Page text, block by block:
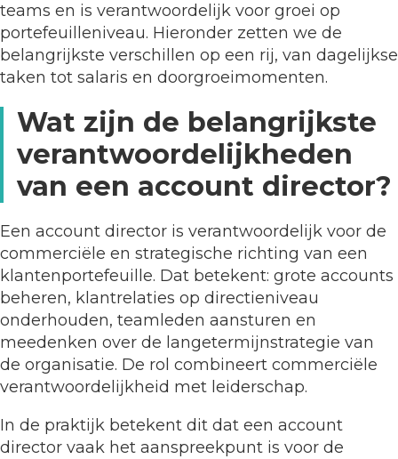
teams en is verantwoordelijk voor groei op
portefeuilleniveau. Hieronder zetten we de
belangrijkste verschillen op een rij, van dagelijkse
taken tot salaris en doorgroeimomenten.
Wat zijn de belangrijkste
verantwoordelijkheden
van een account director?
Een account director is verantwoordelijk voor de
commerciële en strategische richting van een
klantenportefeuille. Dat betekent: grote accounts
beheren, klantrelaties op directieniveau
onderhouden, teamleden aansturen en
meedenken over de langetermijnstrategie van
de organisatie. De rol combineert commerciële
verantwoordelijkheid met leiderschap.
In de praktijk betekent dit dat een account
director vaak het aanspreekpunt is voor de